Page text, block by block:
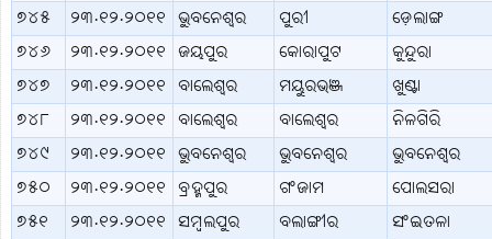
୭୪୫
୨୩.୧୨.୨୦୧୧ ଭୁବନେଶ୍ବର ପୁରୀ
ଡ଼େଲାଙ୍ଗ
୭୪୬
୨୩.୧୨.୨୦୧୧ ଜୟପୁର କୋରାପୁଟ
କୁନ୍ଦୁରା
୭୪୭
୨୩.୧୨.୨୦୧୧ ବାଲେଶ୍ବର ମୟୁରଭଞ୍ଜ
ଖୁଣ୍ଟା
୭୪୮
୨୩.୧୨.୨୦୧୧ ବାଲେଶ୍ବର ବାଲେଶ୍ବର
ନିଳଗିରି
୭୪୯
୨୩.୧୨.୨୦୧୧ ଭୁବନେଶ୍ବର ଭୁବନେଶ୍ବର
ଭୁବନେଶ୍ବର
୭୫୦
୨୩.୧୨.୨୦୧୧ ବ୍ରହ୍ମପୁର ଗଂଜାମ
ପୋଲସରା
୭୫୧
୨୩.୧୨.୨୦୧୧ ସମ୍ବଲପୁର ବଲାଙ୍ଗୀର
ସଂଇତଳା